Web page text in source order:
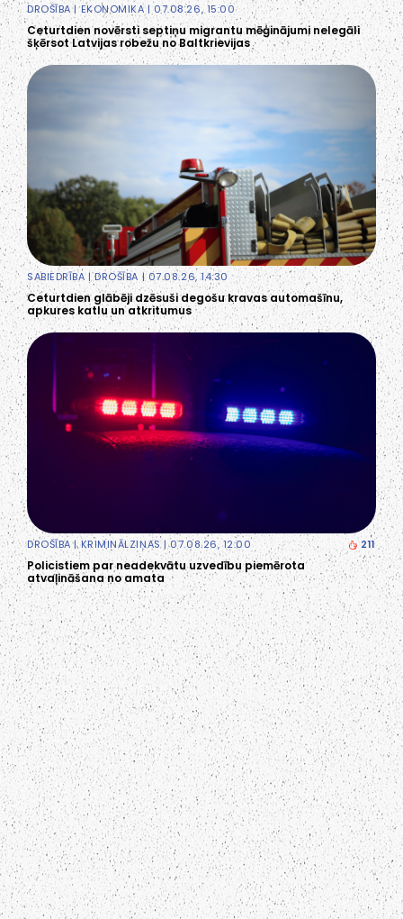
DROŠĪBA|EKONOMIKA | 07.08.26, 15:00
Ceturtdien novērsti septiņu migrantu mēģinājumi nelegāli
šķērsot Latvijas robežu no Baltkrievijas
SABIEDRĪBA |DROŠĪBA | 07.08.26, 14:30
Ceturtdien glābēji dzēsuši degošu kravas automašīnu,
apkures katlu un atkritumus
DROŠĪBA|KRIMINĀLZIŅAS| 07.08.26, 12:00 211
Policistiem par neadekvātu uzvedību piemērota
atvaļināšana no amata